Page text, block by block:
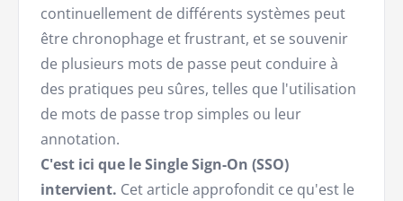
continuellement de différents systèmes peut
être chronophage et frustrant, et se souvenir
de plusieurs mots de passe peut conduire à
des pratiques peu sûres, telles que l'utilisation
de mots de passe trop simples ou leur
annotation.
C'est ici que le Single Sign-On (SSO)
intervient. Cet article approfondit ce qu'est le